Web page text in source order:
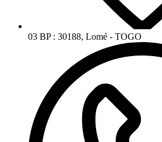
03 BP : 30188, Lomé - TOGO